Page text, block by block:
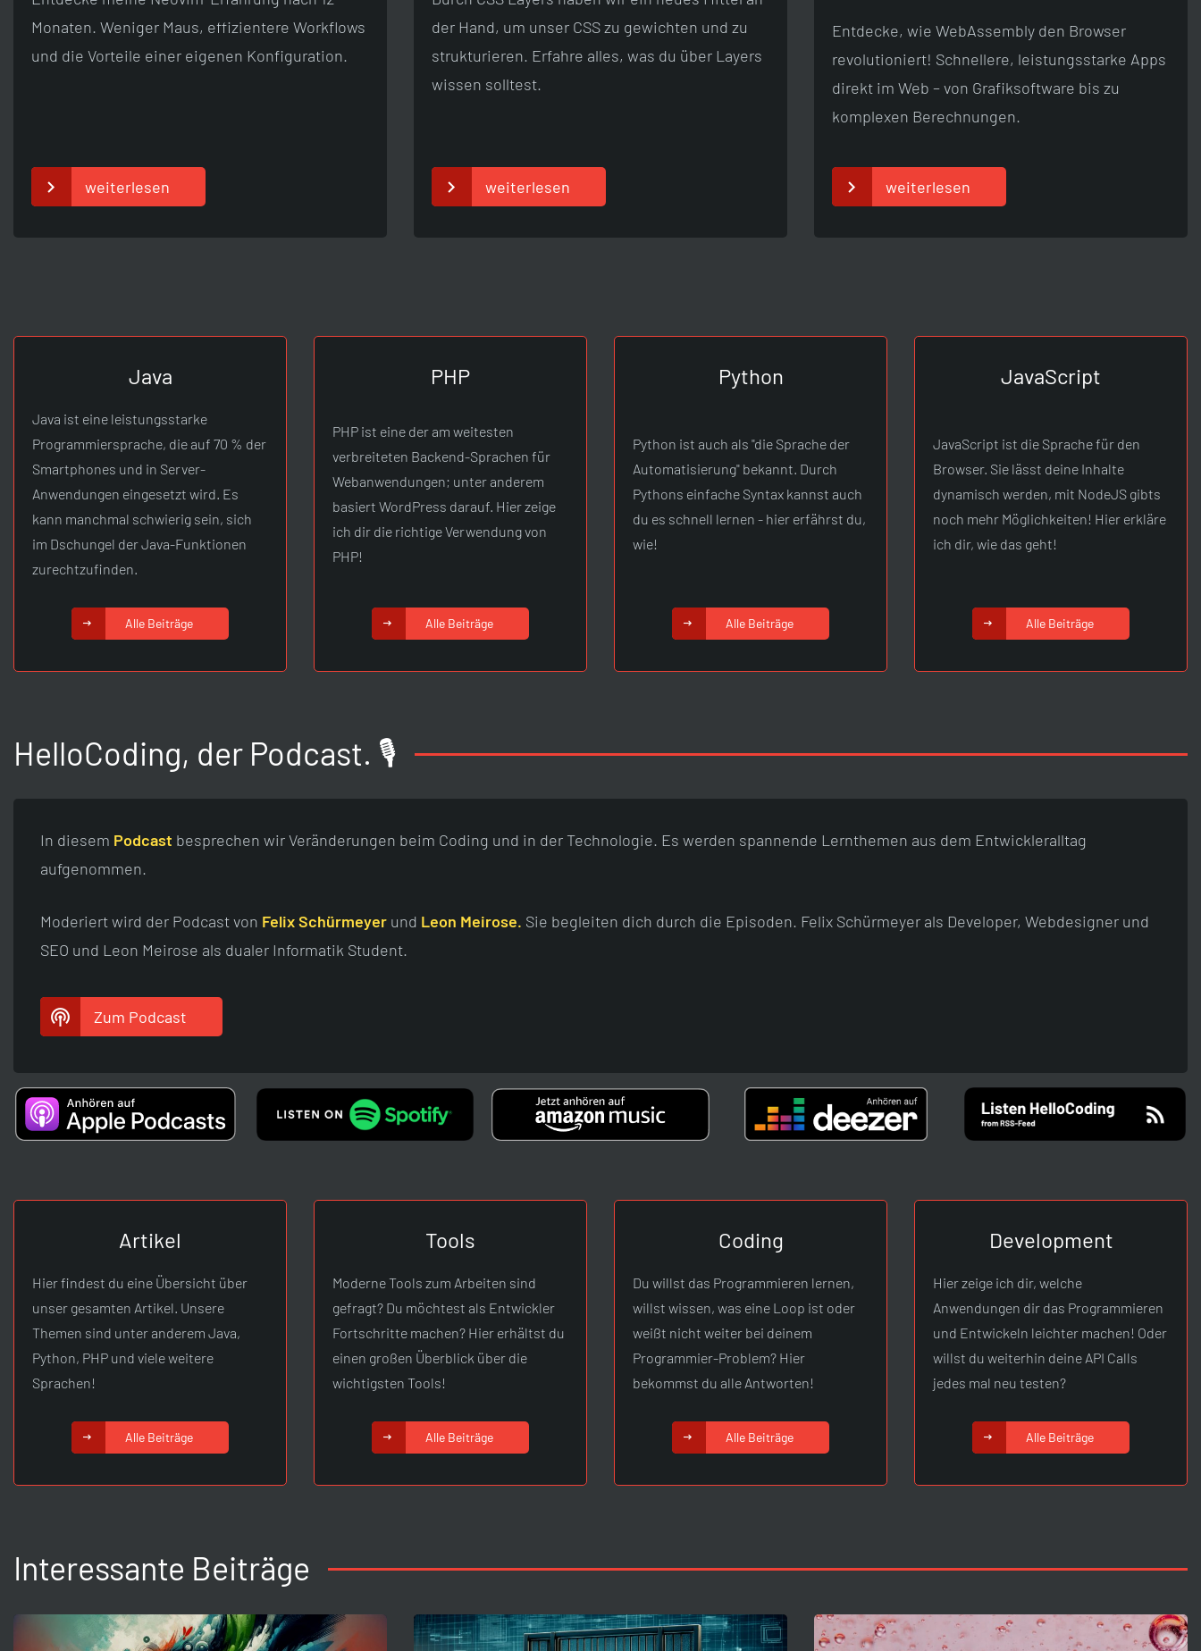
Monaten. Weniger Maus, effizientere Workflows
und die Vorteile einer eigenen Konfiguration.
weiterlesen
der Hand, um unser CSS zu gewichten und zu
strukturieren. Erfahre alles, was du über Layers
wissen solltest.
weiterlesen
Entdecke, wie WebAssembly den Browser
revolutioniert! Schnellere, leistungsstarke Apps
direkt im Web – von Grafiksoftware bis zu
komplexen Berechnungen.
weiterlesen
Java
Java ist eine leistungsstarke
Programmiersprache, die auf 70 % der
Smartphones und in Server-
Anwendungen eingesetzt wird. Es
kann manchmal schwierig sein, sich
im Dschungel der Java-Funktionen
zurechtzufinden.
Alle Beiträge
PHP
PHP ist eine der am weitesten
verbreiteten Backend-Sprachen für
Webanwendungen; unter anderem
basiert WordPress darauf. Hier zeige
ich dir die richtige Verwendung von
PHP!
Alle Beiträge
Python
Python ist auch als "die Sprache der
Automatisierung" bekannt. Durch
Pythons einfache Syntax kannst auch
du es schnell lernen - hier erfährst du,
wie!
Alle Beiträge
JavaScript
JavaScript ist die Sprache für den
Browser. Sie lässt deine Inhalte
dynamisch werden, mit NodeJS gibts
noch mehr Möglichkeiten! Hier erkläre
ich dir, wie das geht!
Alle Beiträge
HelloCoding, der Podcast. 🎙
In diesem Podcast besprechen wir Veränderungen beim Coding und in der Technologie. Es werden spannende Lernthemen aus dem Entwickleralltag
aufgenommen.
Moderiert wird der Podcast von Felix Schürmeyer und Leon Meirose. Sie begleiten dich durch die Episoden. Felix Schürmeyer als Developer, Webdesigner und
SEO und Leon Meirose als dualer Informatik Student.
Zum Podcast
Artikel
Hier findest du eine Übersicht über
unser gesamten Artikel. Unsere
Themen sind unter anderem Java,
Python, PHP und viele weitere
Sprachen!
Alle Beiträge
Tools
Moderne Tools zum Arbeiten sind
gefragt? Du möchtest als Entwickler
Fortschritte machen? Hier erhältst du
einen großen Überblick über die
wichtigsten Tools!
Alle Beiträge
Coding
Du willst das Programmieren lernen,
willst wissen, was eine Loop ist oder
weißt nicht weiter bei deinem
Programmier-Problem? Hier
bekommst du alle Antworten!
Alle Beiträge
Development
Hier zeige ich dir, welche
Anwendungen dir das Programmieren
und Entwickeln leichter machen! Oder
willst du weiterhin deine API Calls
jedes mal neu testen?
Alle Beiträge
Interessante Beiträge